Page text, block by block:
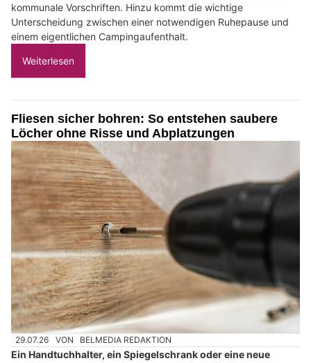
kommunale Vorschriften. Hinzu kommt die wichtige
Unterscheidung zwischen einer notwendigen Ruhepause und
einem eigentlichen Campingaufenthalt.
Weiterlesen
Fliesen sicher bohren: So entstehen saubere
Löcher ohne Risse und Abplatzungen
29.07.26 VON BELMEDIA REDAKTION
Ein Handtuchhalter, ein Spiegelschrank oder eine neue